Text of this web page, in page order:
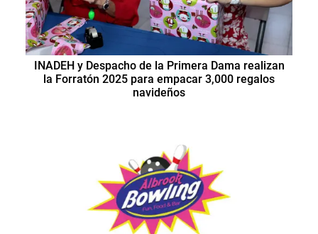
INADEH y Despacho de la Primera Dama realizan
la Forratón 2025 para empacar 3,000 regalos
navideños